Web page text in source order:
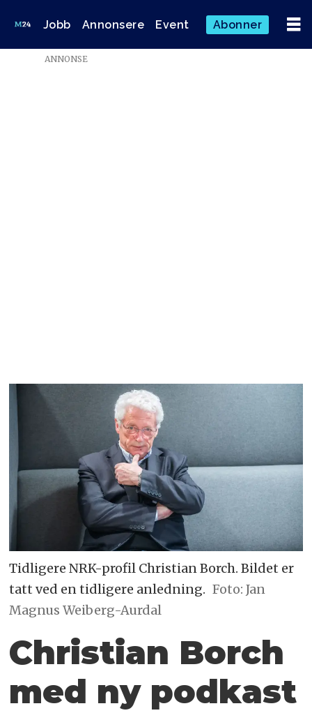
Jobb Annonsere Event Abonner
ANNONSE
Tidligere NRK-profil Christian Borch. Bildet er
tatt ved en tidligere anledning. Foto: Jan
Magnus Weiberg-Aurdal
Christian Borch
med ny podkast